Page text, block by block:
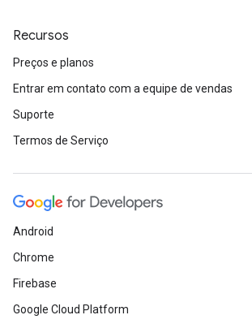
Recursos
Preços e planos
Entrar em contato com a equipe de vendas
Suporte
Termos de Serviço
Android
Chrome
Firebase
Google Cloud Platform